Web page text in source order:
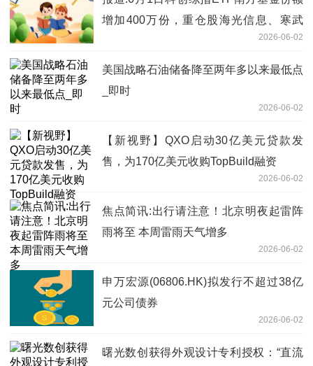
增加400万份，重仓股海光信息、寒武
2026-06-02
美国战略石油储备降至两年多以来最低点
_即时
2026-06-02
【新视野】QXO启动30亿美元贷款发
售，为170亿美元收购TopBuild融资
2026-06-02
焦点简讯:出行请注意！北京明夜起雷阵
雨将至 本周雷雨天气增多
2026-06-02
申万宏源(06806.HK)拟发行不超过38亿
元公司债券
2026-06-02
曙光数创获得外观设计专利授权：“直流